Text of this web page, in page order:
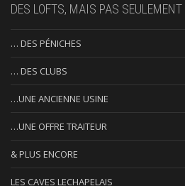
DES LOFTS, MAIS PAS SEULEMENT …
… DES PÉNICHES
… DES CLUBS
…UNE ANCIENNE USINE
…UNE OFFRE TRAITEUR
& PLUS ENCORE
LES CAVES LECHAPELAIS